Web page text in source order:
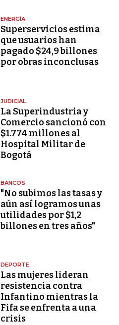
ENERGÍA
Superservicios estima
que usuarios han
pagado $24,9 billones
por obras inconclusas
JUDICIAL
La Superindustria y
Comercio sancionó con
$1.774 millones al
Hospital Militar de
Bogotá
BANCOS
"No subimos las tasas y
aún así logramos unas
utilidades por $1,2
billones en tres años"
DEPORTE
Las mujeres lideran
resistencia contra
Infantino mientras la
Fifa se enfrenta a una
crisis